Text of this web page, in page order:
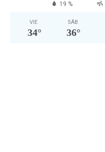
19 %
VIE
34°
SÁB
36°